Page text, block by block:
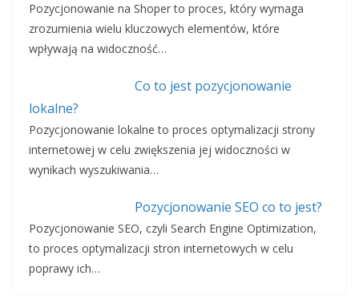
Pozycjonowanie na Shoper to proces, który wymaga
zrozumienia wielu kluczowych elementów, które
wpływają na widoczność…
Co to jest pozycjonowanie
lokalne?
Pozycjonowanie lokalne to proces optymalizacji strony
internetowej w celu zwiększenia jej widoczności w
wynikach wyszukiwania…
Pozycjonowanie SEO co to jest?
Pozycjonowanie SEO, czyli Search Engine Optimization,
to proces optymalizacji stron internetowych w celu
poprawy ich…